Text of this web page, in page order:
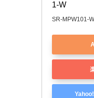
1-W
SR-MPW101-W